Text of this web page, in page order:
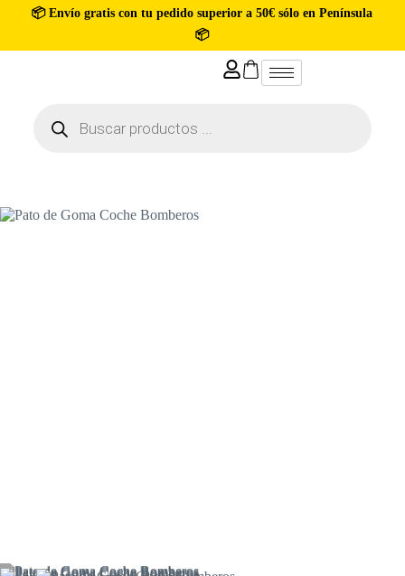
📦 Envío gratis con tu pedido superior a 50€ sólo en Península
📦